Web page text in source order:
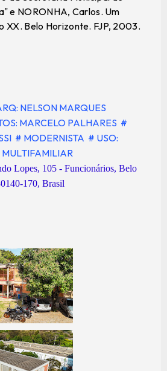
e NORONHA, Carlos. Um
XX. Belo Horizonte. FJP, 2003.
NELSON MARQUES
MARCELO PALHARES #
# MODERNISTA # USO:
Lopes, 105 - Funcionários, Belo
170, Brasil